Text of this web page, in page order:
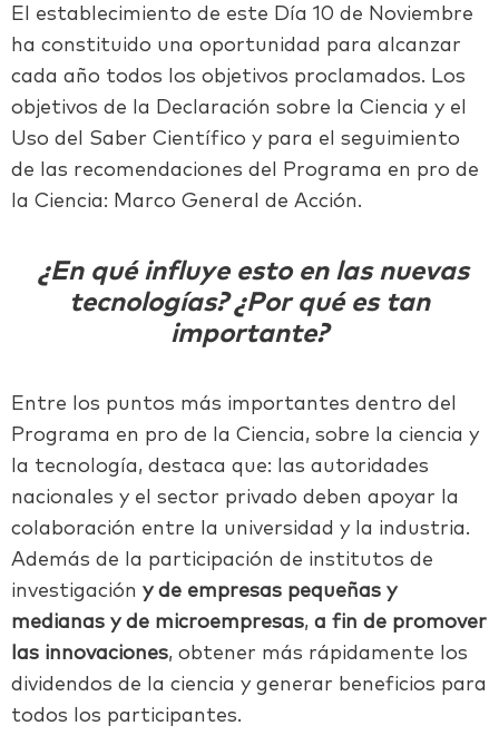
El establecimiento de este Día 10 de Noviembre
ha constituido una oportunidad para alcanzar
cada año todos los objetivos proclamados. Los
objetivos de la Declaración sobre la Ciencia y el
Uso del Saber Científico y para el seguimiento
de las recomendaciones del
Programa en pro de
la Ciencia: Marco General de Acción.
¿En qué influye esto en las nuevas
tecnologías? ¿Por qué es tan
importante?
Entre los puntos más importantes dentro del
Programa en pro de la Ciencia, sobre la ciencia y
la tecnología, destaca que: las autoridades
nacionales y el sector privado deben apoyar la
colaboración entre la universidad y la industria.
Además de la participación de institutos de
investigación y de empresas pequeñas y
medianas y de microempresas, a fin de promover
las innovaciones, obtener más rápidamente los
dividendos de la ciencia y generar beneficios para
todos los participantes.